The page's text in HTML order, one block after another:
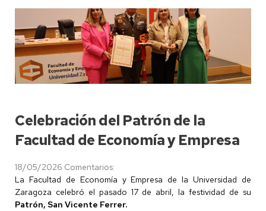
Celebración del Patrón de la
Facultad de Economía y Empresa
18/05/2026 Comentarios:
La Facultad de Economía y Empresa de la Universidad de
Zaragoza celebró el pasado 17 de abril, la festividad de su
Patrón, San Vicente Ferrer.